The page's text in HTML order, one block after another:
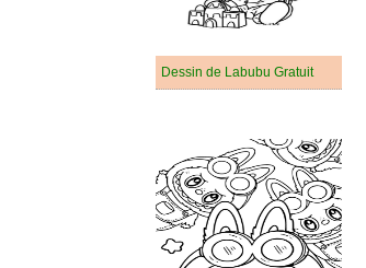
Dessin de Labubu Gratuit